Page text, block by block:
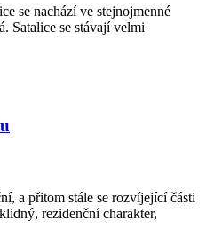
se nachází ve stejnojmenné
Satalice se stávají velmi
a přitom stále se rozvíjející části
rezidenční charakter,